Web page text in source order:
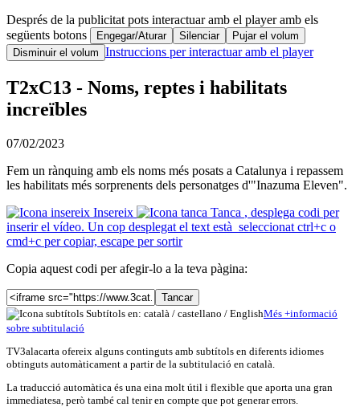
Després de la publicitat pots interactuar amb el player amb els
següents botons
Engegar/Aturar Silenciar
Pujar el volum
Disminuir el volum Instruccions per interactuar amb el player
T2xC13 - Noms, reptes i habilitats
increïbles
07/02/2023
Fem un rànquing amb els noms més posats a Catalunya i repassem
les habilitats més sorprenents dels personatges d'"Inazuma Eleven".
Insereix
Tanca , desplega codi per
inserir el vídeo. Un cop desplegat el text està seleccionat ctrl+c o
cmd+c per copiar, escape per sortir
Copia aquest codi per afegir-lo a la teva pàgina:
Tancar
Subtítols en: català / castellano / EnglishMés +informació
sobre subtitulació
TV3alacarta ofereix alguns continguts amb subtítols en diferents idiomes
obtinguts automàticament a partir de la subtitulació en català.
La traducció automàtica és una eina molt útil i flexible que aporta una gran
immediatesa, però també cal tenir en compte que pot generar errors.